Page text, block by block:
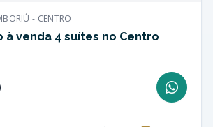
- CENTRO
venda 4 suítes no Centro